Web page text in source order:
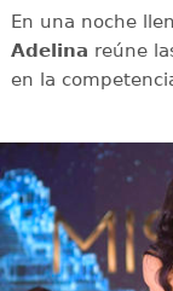
En una noche
Adelina reúne
en la